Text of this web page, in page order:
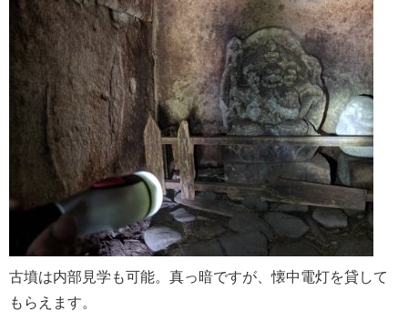
古墳は内部見学も可能。真っ暗ですが、懐中電灯を貸して
もらえます。